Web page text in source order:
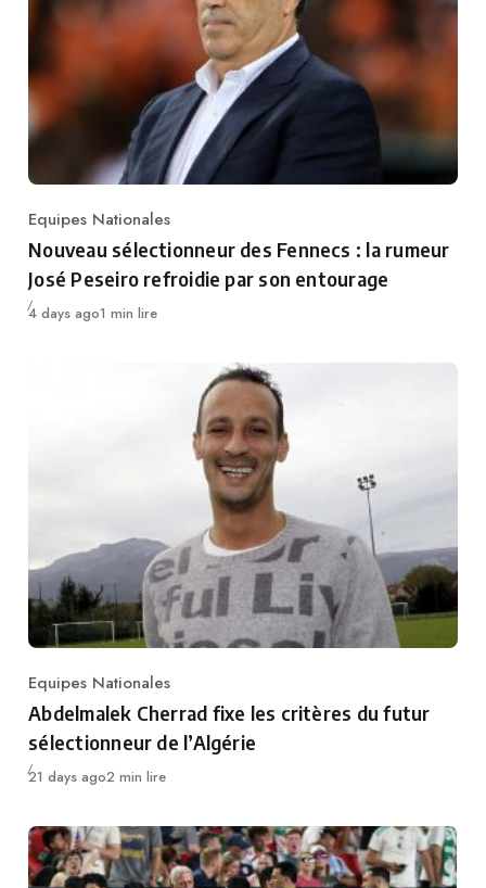
Category
Equipes Nationales
Nouveau sélectionneur des Fennecs : la rumeur
José Peseiro refroidie par son entourage
Publié
4 days ago1 min lire
Category
Equipes Nationales
Abdelmalek Cherrad fixe les critères du futur
sélectionneur de l’Algérie
Publié
21 days ago2 min lire